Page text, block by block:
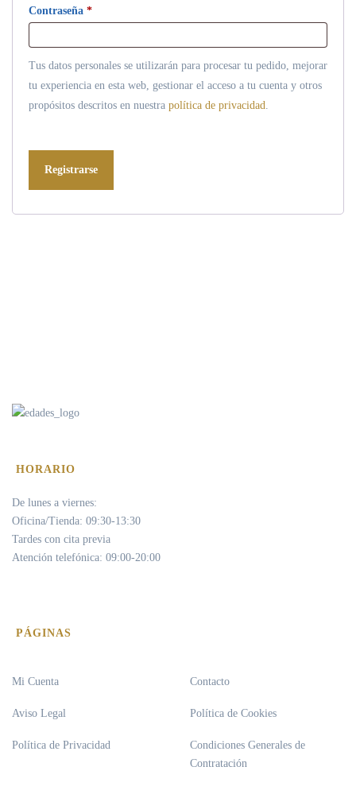
Contraseña *Obligatorio
Tus datos personales se utilizarán para procesar tu pedido, mejorar
tu experiencia en esta web, gestionar el acceso a tu cuenta y otros
propósitos descritos en nuestra política de privacidad.
Registrarse
HORARIO
De lunes a viernes:
Oficina/Tienda: 09:30-13:30
Tardes con cita previa
Atención telefónica: 09:00-20:00
PÁGINAS
Mi Cuenta Contacto
Aviso Legal Política de Cookies
Política de Privacidad
Condiciones Generales de
Contratación